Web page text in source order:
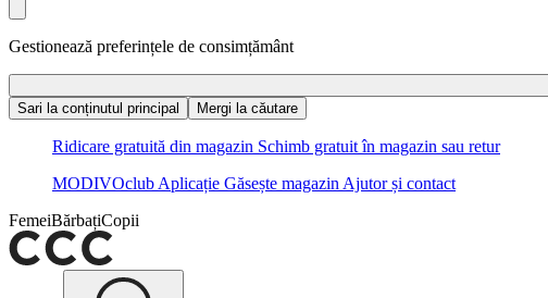
Gestionează preferințele de consimțământ
Sari la conținutul principal
Mergi la căutare
Ridicare gratuită din magazin Schimb gratuit în magazin sau retur
MODIVOclub Aplicație Găsește magazin Ajutor și contact
FemeiBărbațiCopii